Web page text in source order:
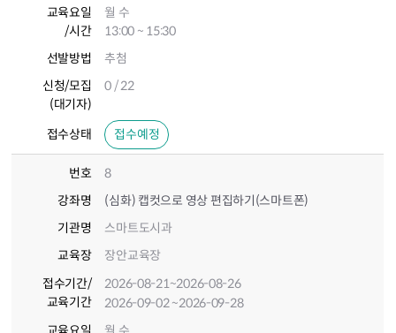
교육요일
/시간
월 수
13:00 ~ 15:30
선발방법
추첨
신청/모집
(대기자)
0 / 22
접수상태 접수예정
번호
8
강좌명
(심화) 캡컷으로 영상 편집하기(스마트폰)
기관명
스마트도시과
교육장
장안교육장
접수기간/
교육기간
2026-08-21~2026-08-26
2026-09-02~2026-09-28